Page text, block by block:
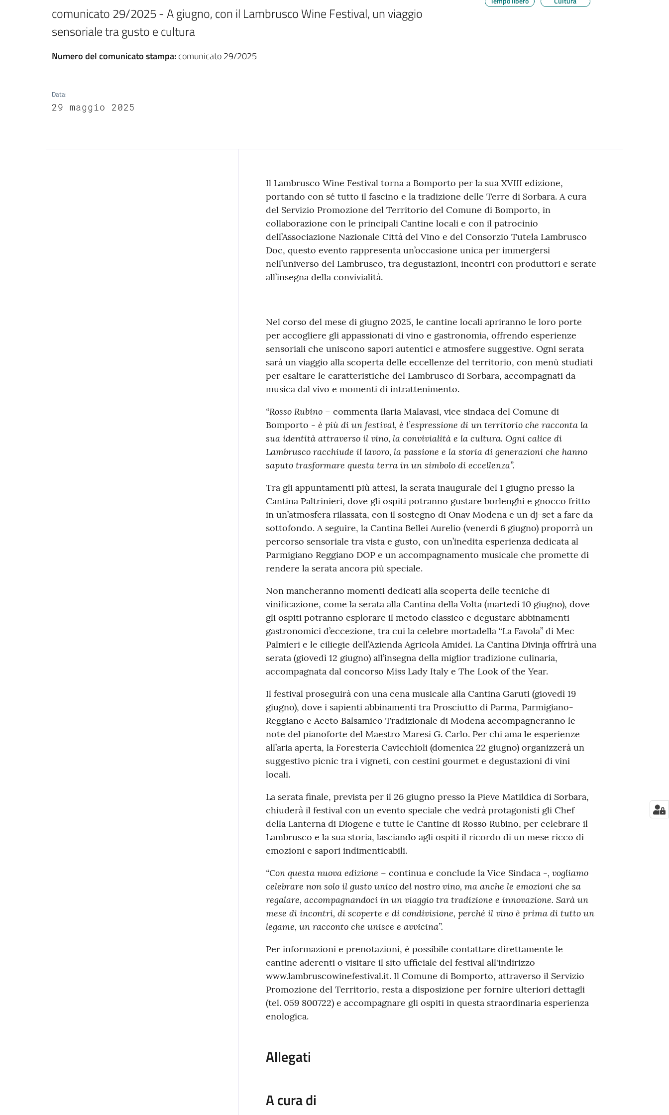
comunicato 29/2025 - A giugno, con il Lambrusco Wine Festival, un viaggio
sensoriale tra gusto e cultura
Numero del comunicato stampa:comunicato 29/2025
Data:
29 maggio 2025
Contenuto
Il Lambrusco Wine Festival torna a Bomporto per la sua XVIII edizione,
portando con sé tutto il fascino e la tradizione delle Terre di Sorbara. A cura
del Servizio Promozione del Territorio del Comune di Bomporto, in
collaborazione con le principali Cantine locali e con il patrocinio
dell’Associazione Nazionale Città del Vino e del Consorzio Tutela Lambrusco
Doc, questo evento rappresenta un’occasione unica per immergersi
nell’universo del Lambrusco, tra degustazioni, incontri con produttori e serate
all’insegna della convivialità.
Nel corso del mese di giugno 2025, le cantine locali apriranno le loro porte
per accogliere gli appassionati di vino e gastronomia, offrendo esperienze
sensoriali che uniscono sapori autentici e atmosfere suggestive. Ogni serata
sarà un viaggio alla scoperta delle eccellenze del territorio, con menù studiati
per esaltare le caratteristiche del Lambrusco di Sorbara, accompagnati da
musica dal vivo e momenti di intrattenimento.
“Rosso Rubino – commenta Ilaria Malavasi, vice sindaca del Comune di
Bomporto - è più di un festival, è l’espressione di un territorio che racconta la
sua identità attraverso il vino, la convivialità e la cultura. Ogni calice di
Lambrusco racchiude il lavoro, la passione e la storia di generazioni che hanno
saputo trasformare questa terra in un simbolo di eccellenza”.
Tra gli appuntamenti più attesi, la serata inaugurale del 1 giugno presso la
Cantina Paltrinieri, dove gli ospiti potranno gustare borlenghi e gnocco fritto
in un’atmosfera rilassata, con il sostegno di Onav Modena e un dj-set a fare da
sottofondo. A seguire, la Cantina Bellei Aurelio (venerdì 6 giugno) proporrà un
percorso sensoriale tra vista e gusto, con un’inedita esperienza dedicata al
Parmigiano Reggiano DOP e un accompagnamento musicale che promette di
rendere la serata ancora più speciale.
Non mancheranno momenti dedicati alla scoperta delle tecniche di
vinificazione, come la serata alla Cantina della Volta (martedì 10 giugno), dove
gli ospiti potranno esplorare il metodo classico e degustare abbinamenti
gastronomici d’eccezione, tra cui la celebre mortadella “La Favola” di Mec
Palmieri e le ciliegie dell’Azienda Agricola Amidei. La Cantina Divinja offrirà una
serata (giovedì 12 giugno) all’insegna della miglior tradizione culinaria,
accompagnata dal concorso Miss Lady Italy e The Look of the Year.
Il festival proseguirà con una cena musicale alla Cantina Garuti (giovedì 19
giugno), dove i sapienti abbinamenti tra Prosciutto di Parma, Parmigiano-
Reggiano e Aceto Balsamico Tradizionale di Modena accompagneranno le
note del pianoforte del Maestro Maresi G. Carlo. Per chi ama le esperienze
all’aria aperta, la Foresteria Cavicchioli (domenica 22 giugno) organizzerà un
suggestivo picnic tra i vigneti, con cestini gourmet e degustazioni di vini
locali.
La serata finale, prevista per il 26 giugno presso la Pieve Matildica di Sorbara,
chiuderà il festival con un evento speciale che vedrà protagonisti gli Chef
della Lanterna di Diogene e tutte le Cantine di Rosso Rubino, per celebrare il
Lambrusco e la sua storia, lasciando agli ospiti il ricordo di un mese ricco di
emozioni e sapori indimenticabili.
“Con questa nuova edizione – continua e conclude la Vice Sindaca -, vogliamo
celebrare non solo il gusto unico del nostro vino, ma anche le emozioni che sa
regalare, accompagnandoci in un viaggio tra tradizione e innovazione. Sarà un
mese di incontri, di scoperte e di condivisione, perché il vino è prima di tutto un
legame, un racconto che unisce e avvicina”.
Per informazioni e prenotazioni, è possibile contattare direttamente le
cantine aderenti o visitare il sito ufficiale del festival all'indirizzo
www.lambruscowinefestival.it. Il Comune di Bomporto, attraverso il Servizio
Promozione del Territorio, resta a disposizione per fornire ulteriori dettagli
(tel. 059 800722) e accompagnare gli ospiti in questa straordinaria esperienza
enologica.
Allegati
A cura di